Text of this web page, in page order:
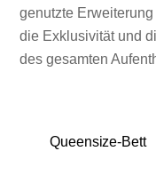
genutzte
die Exklusivität und
des gesamten
Queensize-Bett